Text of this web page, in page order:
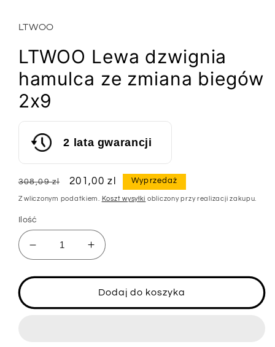
LTWOO
LTWOO Lewa dzwignia
hamulca ze zmiana biegów
2x9
2 lata gwarancji
Cena
regularna
308,09 zl
Cena
sprzedaży
201,00 zl Wyprzedaż
Z wliczonym podatkiem. Koszt wysyłki obliczony przy realizacji zakupu.
Ilość
Zmniejsz
ilość
dla
Lewa
Zwiększ
ilość
dla
LTWOO
Lewa
Dodaj do koszyka